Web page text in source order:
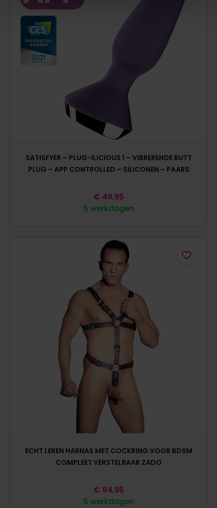
SATISFYER – PLUG-ILICIOUS 1 – VIBRERENDE BUTT
PLUG – APP CONTROLLED – SILICONEN – PAARS
5 werkdagen
€ 49,95
ECHT LEREN HARNAS MET COCKRING VOOR BDSM
COMPLEET VERSTELBAAR ZADO
5 werkdagen
€ 94,95